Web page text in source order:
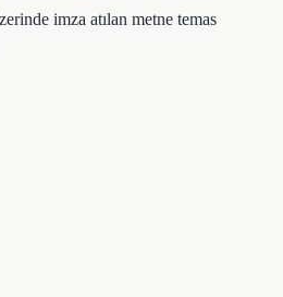
imza atılan metne temas